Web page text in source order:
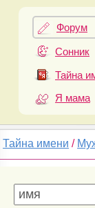
Форум
Сонник
Тайна
Я мама
Тайна имени /